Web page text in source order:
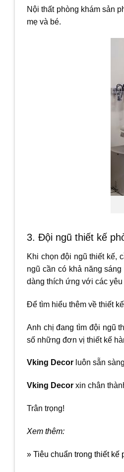
Nội thất phòng khám sản
mẹ và bé.
3. Đội ngũ thiết kế
Khi chọn đội ngũ thiết kế,
ngũ cần có khả năng
dàng thích ứng với các
Để tìm hiểu thêm về thiết
Anh chị đang tìm đội ngũ
số những đơn vị thiết kế
Vking Decor luôn sẵn
Vking Decor xin chân
Trân trọng!
Xem thêm:
» Tiêu chuẩn trong thiết kế